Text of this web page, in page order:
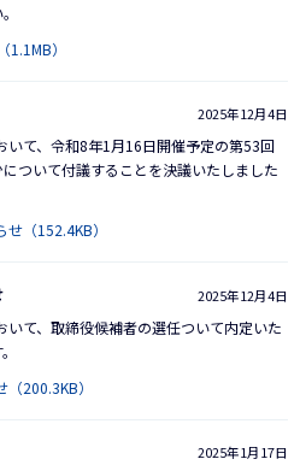
）
2025年12月4日
て、令和8年1月16日開催予定の第53回
ついて付議することを決議いたしました
（152.4KB）
2025年12月4日
て、取締役候補者の選任ついて内定いた
200.3KB）
2025年1月17日